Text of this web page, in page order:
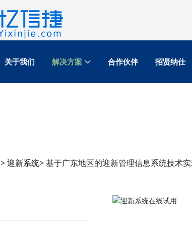
关于我们 解决方案 合作伙伴 招贤纳仕
>迎新系统> 基于广东地区的迎新管理信息系统技术